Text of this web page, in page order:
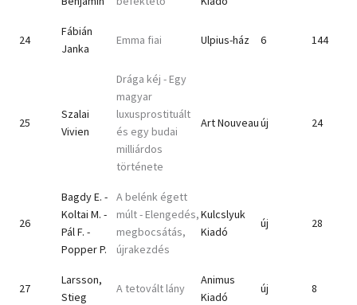
24
Fábián
Janka
Emma fiai Ulpius-ház 6 144
25
Szalai
Vivien
Drága kéj - Egy
magyar
luxusprostituált
és egy budai
milliárdos
története
Art Nouveauúj 24
26
Bagdy E. -
Koltai M. -
Pál F. -
Popper P.
A belénk égett
múlt - Elengedés,
megbocsátás,
újrakezdés
Kulcslyuk
Kiadó
új 28
27
Larsson,
Stieg
A tetovált lány
Animus
Kiadó
új 8